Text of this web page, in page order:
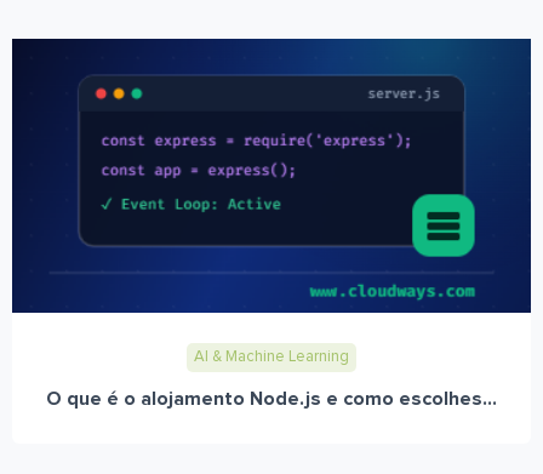
AI & Machine Learning
O que é o alojamento Node.js e como escolhes...